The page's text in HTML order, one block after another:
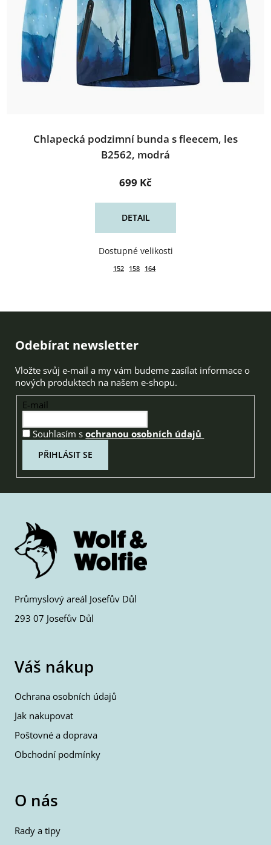
Chlapecká podzimní bunda s fleecem, les
B2562, modrá
699 Kč
DETAIL
152 158 164
Zápatí
Odebírat newsletter
Vložte svůj e-mail a my vám budeme zasílat informace o
nových produktech na našem e-shopu.
E-mail
Souhlasím sochranou osobních údajů
PŘIHLÁSIT SE
Průmyslový areál Josefův Důl
293 07 Josefův Důl
Váš nákup
Ochrana osobních údajů
Jak nakupovat
Poštovné a doprava
Obchodní podmínky
O nás
Rady a tipy